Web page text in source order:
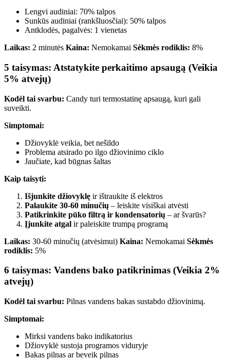
Lengvi audiniai: 70% talpos
Sunkūs audiniai (rankšluosčiai): 50% talpos
Antklodės, pagalvės: 1 vienetas
Laikas: 2 minutės Kaina: Nemokamai Sėkmės rodiklis: 8%
5 taisymas: Atstatykite perkaitimo apsaugą (Veikia
5% atvejų)
Kodėl tai svarbu: Candy turi termostatinę apsaugą, kuri gali
suveikti.
Simptomai:
Džiovyklė veikia, bet nešildo
Problema atsirado po ilgo džiovinimo ciklo
Jaučiate, kad būgnas šaltas
Kaip taisyti:
Išjunkite džiovyklę ir ištraukite iš elektros
Palaukite 30-60 minučių – leiskite visiškai atvėsti
Patikrinkite pūko filtrą ir kondensatorių – ar švarūs?
Įjunkite atgal ir paleiskite trumpą programą
Laikas: 30-60 minučių (atvėsimui) Kaina: Nemokamai Sėkmės
rodiklis: 5%
6 taisymas: Vandens bako patikrinimas (Veikia 2%
atvejų)
Kodėl tai svarbu: Pilnas vandens bakas sustabdo džiovinimą.
Simptomai:
Mirksi vandens bako indikatorius
Džiovyklė sustoja programos viduryje
Bakas pilnas ar beveik pilnas